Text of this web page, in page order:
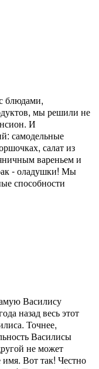
блюдами,
мы решили не
И
самодельные
салат из
вареньем и
- оладушки! Мы
способности
Василису
назад весь этот
Точнее,
Василисы
не может
имя. Вот так! Честно